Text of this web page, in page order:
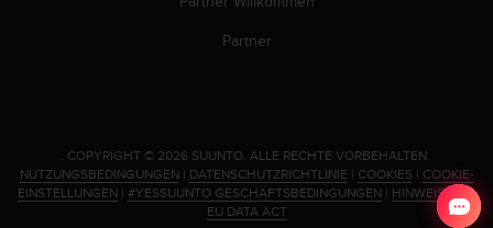
Partner
. COPYRIGHT © 2026 SUUNTO. ALLE RECHTE VORBEHALTEN.
NUTZUNGSBEDINGUNGEN| DATENSCHUTZRICHTLINIE | COOKIES | COOKIE-
EINSTELLUNGEN | #YESSUUNTO GESCHÄFTSBEDINGUNGEN | HINWEIS ZUM
EU DATA ACT